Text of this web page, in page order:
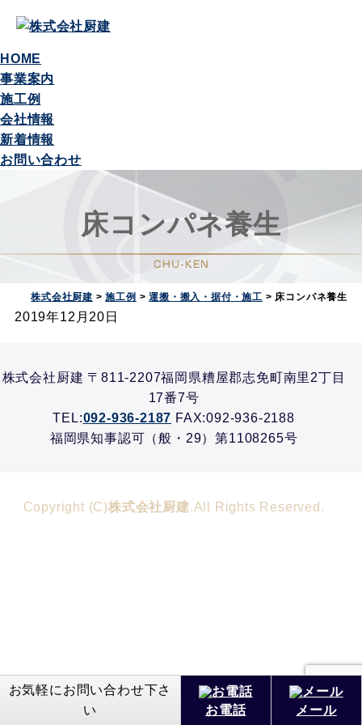
HOME
事業案内
施工例
会社情報
新着情報
お問い合わせ
床コンパネ養生
株式会社厨建 >施工例 >運搬・搬入・据付・施工 > 床コンパネ養生
2019年12月20日
株式会社厨建 〒811-2207福岡県糟屋郡志免町南里2丁目
17番7号
TEL:092-936-2187 FAX:092-936-2188
福岡県知事認可（般・29）第1108265号
Copyright (C)株式会社厨建.All Rights Reserved.
お気軽にお問い合わせ下さ
い
お電話 メール